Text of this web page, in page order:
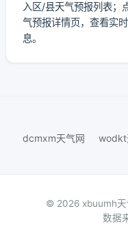
入区/县天气预报列表；
气预报详情页，查看实
息。
dcmxm天气网
wodkt
© 2026 xbuumh天
数据